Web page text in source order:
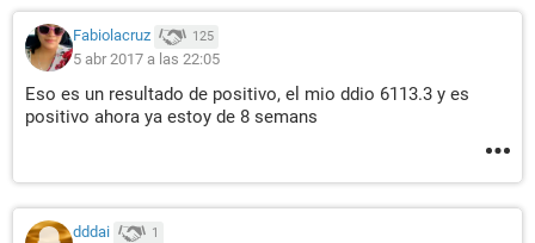
Fabiolacruz 125
5 abr 2017 a las 22:05
Eso es un resultado de positivo, el mio ddio 6113.3 y es
positivo ahora ya estoy de 8 semans
dddai 1